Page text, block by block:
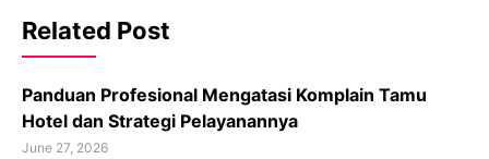
Related Post
Panduan Profesional Mengatasi Komplain Tamu
Hotel dan Strategi Pelayanannya
June 27, 2026